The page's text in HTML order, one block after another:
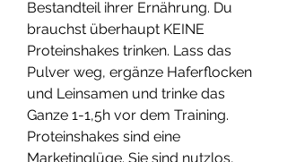
Bestandteil ihrer Ernährung. Du
brauchst überhaupt KEINE
Proteinshakes trinken. Lass das
Pulver weg, ergänze Haferflocken
und Leinsamen und trinke das
Ganze 1-1,5h vor dem Training.
Proteinshakes sind eine
Marketinglüge. Sie sind nutzlos,